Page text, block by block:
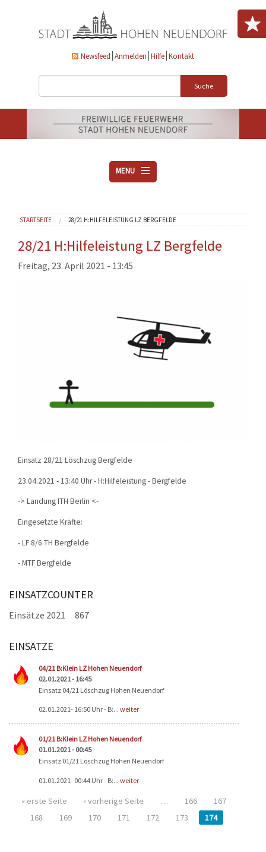
Newsfeed Anmelden Hilfe Kontakt
Suche
MENU
VEREINE
AKTUELLES
DOWNLOADS
EINSÄTZE
Sie sind hier
STARTSEITE 28/21 H:HILFELEISTUNG LZ BERGFELDE
28/21 H:Hilfeleistung LZ Bergfelde
Freitag, 23. April 2021 - 13:45
Einsatz 28/21 Löschzug Bergfelde
23.04.2021 - 13:40 Uhr - H:Hilfeleistung - Bergfelde
-> Landung ITH Berlin <-
Eingesetzte Kräfte:
- LF 8/6 TH Bergfelde
- MTF Bergfelde
EINSATZCOUNTER
Einsätze 2021 867
EINSÄTZE
04/21 B:Klein LZ Hohen Neuendorf
02.01.2021 - 16:45
Einsatz 04/21 Löschzug Hohen Neuendorf
02.01.2021- 16:50 Uhr - B:... weiter
01/21 B:Klein LZ Hohen Neuendorf
01.01.2021 - 00:45
Einsatz 01/21 Löschzug Hohen Neuendorf
01.01.2021- 00:44 Uhr - B:... weiter
Seiten
« erste Seite ‹ vorherige Seite … 166
167
168
169 170 171 172 173 174